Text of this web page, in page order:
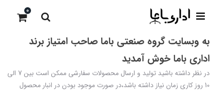
به وبسایت گروه صنعتی باما صاحب امتیاز برند
اداری باما خوش آمدید
در نظر داشته باشید تولید و ارسال محصولات سفارشی ممکن است بین 7 الی
10 روز کاری زمان نیاز داشته باشد،در صورت موجود بودن در انبار محصول
0